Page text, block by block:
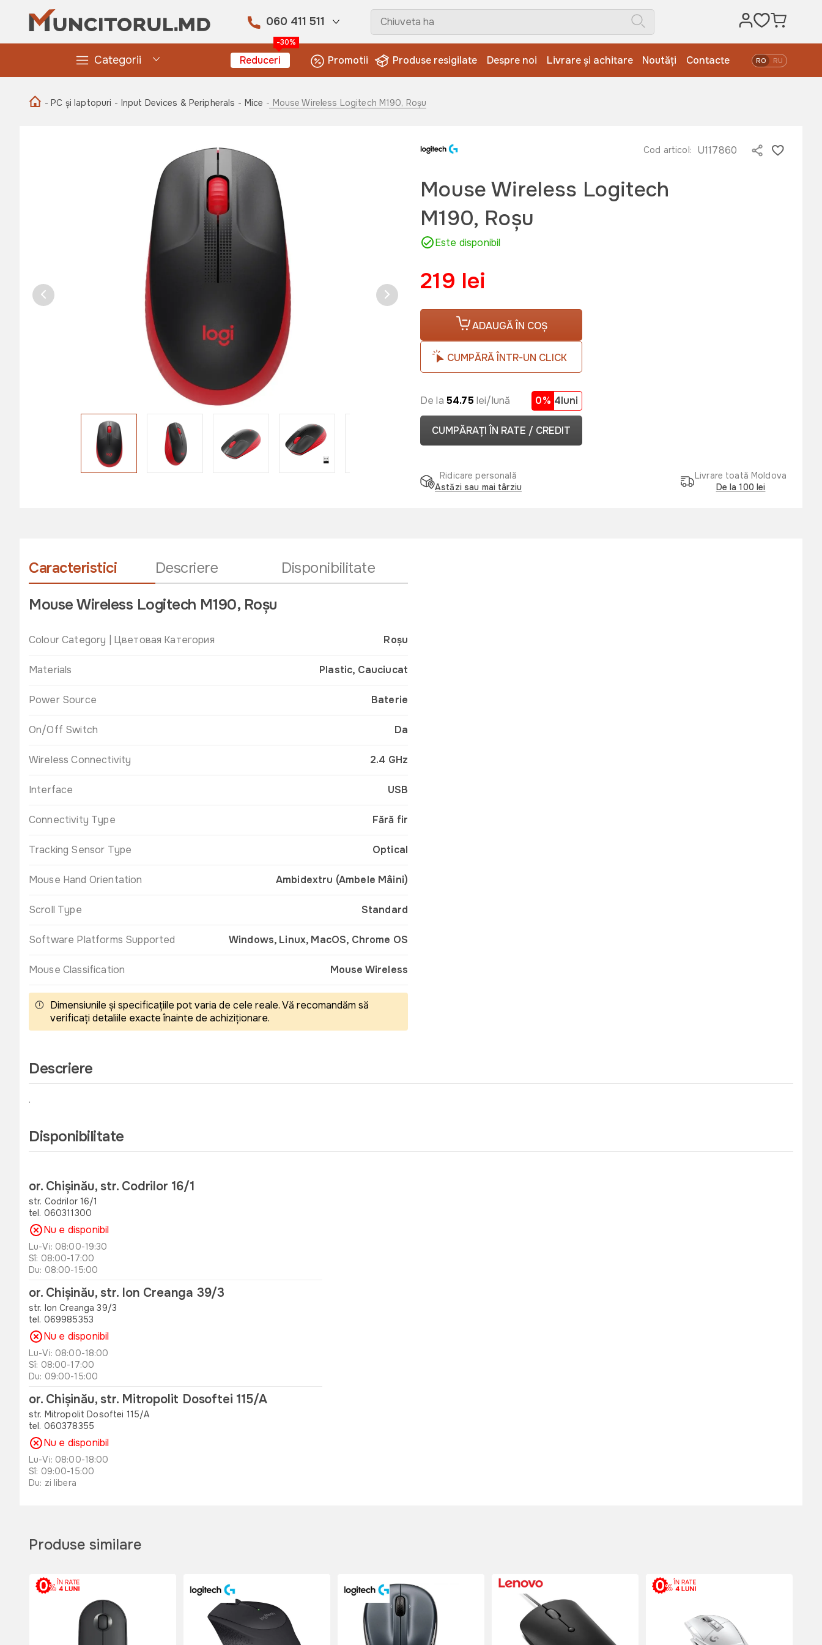
060 411 511
Categorii
-30%
Reduceri Promotii Produse resigilate Despre noi Livrare și achitare Noutăți Contacte RO RU
- PC și laptopuri - Input Devices & Peripherals - Mice - Mouse Wireless Logitech M190, Roșu
Cod articol: U117860
Mouse Wireless Logitech
M190, Roșu
Este disponibil
219 lei
ADAUGĂ ÎN COȘ
CUMPĂRĂ ÎNTR-UN CLICK
De la 54.75 lei/lună 0% 4luni
CUMPĂRAȚI ÎN RATE / CREDIT
Ridicare personală
Astăzi sau mai târziu
Livrare toată Moldova
De la 100 lei
Caracteristici Descriere
Disponibilitate
Mouse Wireless Logitech M190, Roșu
Colour Category | Цветовая Категория Roșu
Materials Plastic, Cauciucat
Power Source Baterie
On/Off Switch Da
Wireless Connectivity 2.4 GHz
Interface USB
Connectivity Type Fără fir
Tracking Sensor Type Optical
Mouse Hand Orientation Ambidextru (Ambele Mâini)
Scroll Type Standard
Software Platforms Supported Windows, Linux, MacOS, Chrome OS
Mouse Classification Mouse Wireless
Dimensiunile și specificațiile pot varia de cele reale. Vă recomandăm să
verificați detaliile exacte înainte de achiziționare.
Descriere
.
Disponibilitate
or. Chișinău, str. Codrilor 16/1
str. Codrilor 16/1
tel. 060311300
Nu e disponibil
Lu-Vi: 08:00-19:30
Sî: 08:00-17:00
Du: 08:00-15:00
or. Chișinău, str. Ion Creanga 39/3
str. Ion Creanga 39/3
tel. 069985353
Nu e disponibil
Lu-Vi: 08:00-18:00
Sî: 08:00-17:00
Du: 09:00-15:00
or. Chișinău, str. Mitropolit Dosoftei 115/A
str. Mitropolit Dosoftei 115/A
tel. 060378355
Nu e disponibil
Lu-Vi: 08:00-18:00
Sî: 09:00-15:00
Du: zi libera
Nu e disponibil
Sî: 08:00-17:00
Du: 08:00-15:00
or. Edinet, str. Octavian Cirimpei 65
str. Octavian Cirimpei 65
tel. 060311174
Produse similare